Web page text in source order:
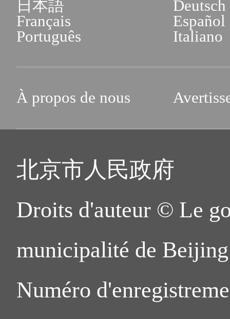
日本語
Deutsch
Français
Español
Português
Italiano
À propos de nous
北京市人民政府
Droits d'auteur © Le
municipalité de
Numéro